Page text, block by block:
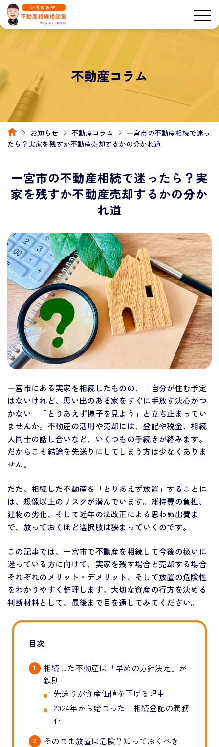
不動産コラム
お知らせ 不動産コラム
一宮市の不動産相続で迷っ
たら？実家を残すか不動産売却するかの分かれ道
一宮市の不動産相続で迷ったら？実
家を残すか不動産売却するかの分か
れ道
一宮市にある実家を相続したものの、「自分が住む予定
はないけれど、思い出のある家をすぐに手放す決心がつ
かない」「とりあえず様子を見よう」と立ち止まってい
ませんか。不動産の活用や売却には、登記や税金、相続
人同士の話し合いなど、いくつもの手続きが絡みます。
だからこそ結論を先送りにしてしまう方は少なくありま
せん。
ただ、相続した不動産を「とりあえず放置」することに
は、想像以上のリスクが潜んでいます。維持費の負担、
建物の劣化、そして近年の法改正による思わぬ出費ま
で、放っておくほど選択肢は狭まっていくのです。
この記事では、一宮市で不動産を相続して今後の扱いに
迷っている方に向けて、実家を残す場合と売却する場合
それぞれのメリット・デメリット、そして放置の危険性
をわかりやすく整理します。大切な資産の行方を決める
判断材料として、最後まで目を通してみてください。
目次
相続した不動産は「早めの方針決定」が
鉄則
先送りが資産価値を下げる理由
2024年から始まった「相続登記の義務
化」
そのまま放置は危険？知っておくべき